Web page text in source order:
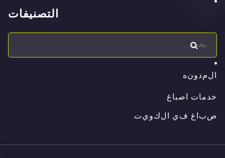
التصنيفات
ل
لمدونه
خدمات اصباغ
ال
صباغ في ا لكويت